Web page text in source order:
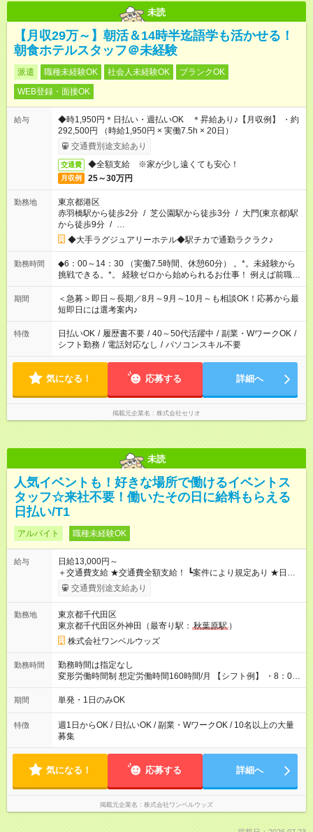
未読
【月収29万～】朝活＆14時半迄語学も活かせる！
朝食ホテルスタッフ＠未経験
派遣 職種未経験OK 社会人未経験OK
ブランクOK
WEB登録・面接OK
給与
◆時1,950円＊日払い・週払いOK ＊昇給あり♪【月収例】 ・約
292,500円 （時給1,950円 × 実働7.5h × 20日）
交通費別途支給あり
交通費 ◆全額支給 ※家が少し遠くても安心！
月収例 25～30万円
勤務地
東京都港区
赤羽橋駅から徒歩2分 / 芝公園駅から徒歩3分 / 大門(東京都)駅
から徒歩9分 / …
◆大手ラグジュアリーホテル◆駅チカで通勤ラクラク♪
勤務時間
◆6：00～14：30 （実働7.5時間、休憩60分） 。*。未経験から
挑戦できる。*。 経験ゼロから始められるお仕事！ 例えば前職
が、 在宅/財団法人/事務/コールセンター/受付/販売/カフェスタッ
フ スイーツ販売/ホテルフロント/化粧品販売/など 未経験の方た
ちが活躍中♪
期間
＜急募＞即日～長期／8月～9月～10月～も相談OK！応募から最
短即日には選考案内♪
特徴 日払いOK / 履歴書不要 / 40～50代活躍中 / 副業・WワークOK /
シフト勤務 / 電話対応なし / パソコンスキル不要
気になる！ 応募する 詳細へ
掲載元企業名 株式会社セリオ
未読
人気イベントも！好きな場所で働けるイベントス
タッフ☆来社不要！働いたその日に給料もらえる
日払い/T1
アルバイト 職種未経験OK
給与
日給13,000円～
＋交通費支給 ★交通費全額支給！ ┗案件により規定あり ★日払
いOK！（規定あり） ┗働いたその日に現金GET♪ お仕事後はコ
ンビニATMから 日払い分を引き落とせます！ 【試用期間】試
交通費別途支給あり
勤務地
東京都千代田区
東京都千代田区外神田（最寄り駅： 秋葉原駅 ）
株式会社ワンベルウッズ
勤務時間
勤務時間は指定なし
変形労働時間制 想定労働時間160時間/月 【シフト例】 ・8：00
～21：00
期間 単発・1日のみOK
特徴
週1日からOK / 日払いOK / 副業・WワークOK / 10名以上の大量
募集
気になる！ 応募する 詳細へ
掲載元企業名 株式会社ワンベルウッズ